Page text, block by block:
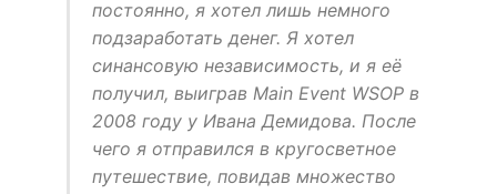
постоянно, я хотел лишь немного
подзаработать денег. Я хотел
синансовую независимость, и я её
получил, выиграв Main Event WSOP в
2008 году у Ивана Демидова. После
чего я отправился в кругосветное
путешествие, повидав множество